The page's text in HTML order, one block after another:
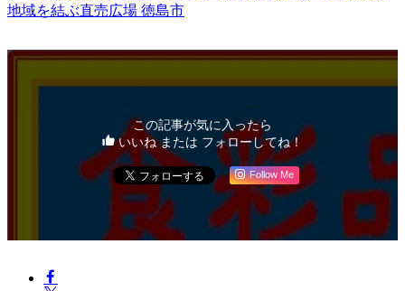
地域を結ぶ直売広場 徳島市
この記事が気に入ったら
いいね または フォローしてね！
Follow Me